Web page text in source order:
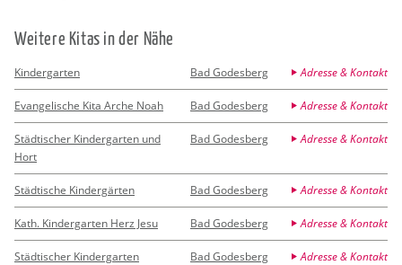
Wei­te­re Kitas in der Nähe
Kindergarten Bad Godesberg Adresse & Kontakt
Evangelische Kita Arche Noah Bad Godesberg Adresse & Kontakt
Städtischer Kindergarten und
Hort
Bad Godesberg Adresse & Kontakt
Städtische Kindergärten Bad Godesberg Adresse & Kontakt
Kath. Kindergarten Herz Jesu Bad Godesberg Adresse & Kontakt
Städtischer Kindergarten
Bad Godesberg Adresse & Kontakt